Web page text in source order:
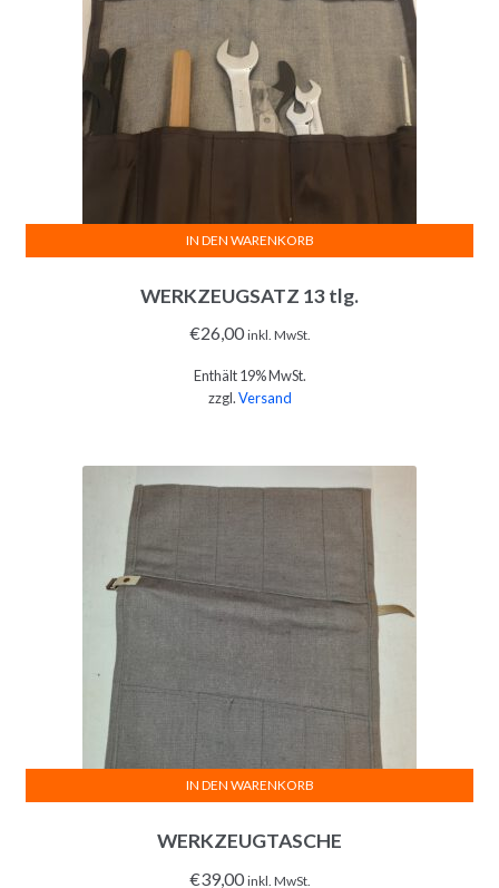
WERKZEUGSATZ 13 tlg.
€26,00 inkl. MwSt.
Enthält 19% MwSt.
zzgl.Versand
IN DEN WARENKORB
WERKZEUGTASCHE
€39,00 inkl. MwSt.
IN DEN WARENKORB